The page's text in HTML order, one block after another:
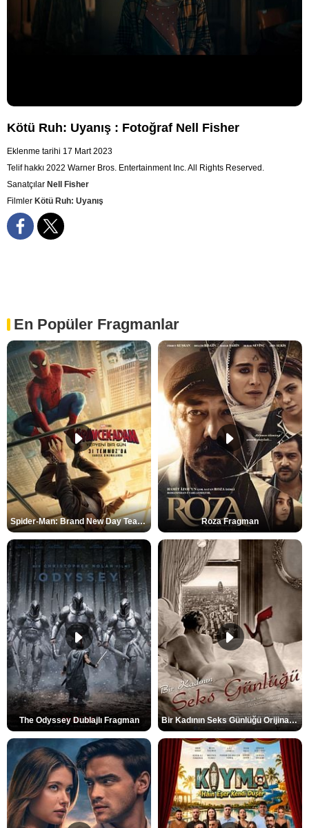
Kötü Ruh: Uyanış : Fotoğraf Nell Fisher
Eklenme tarihi 17 Mart 2023
Telif hakkı 2022 Warner Bros. Entertainment Inc. All Rights Reserved.
Sanatçılar Nell Fisher
Filmler Kötü Ruh: Uyanış
En Popüler Fragmanlar
Spider-Man: Brand New Day Teaser Roza Fragman
The Odyssey Dublajlı Fragman Bir Kadının Seks Günlüğü Orijinal Fragman